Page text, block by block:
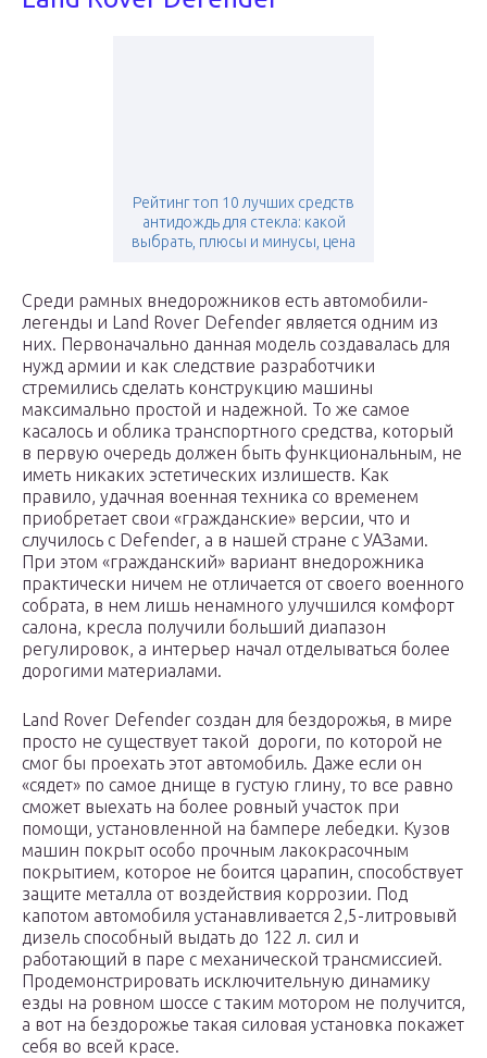
Рейтинг топ 10 лучших средств
антидождь для стекла: какой
выбрать, плюсы и минусы, цена
Среди рамных внедорожников есть автомобили-
легенды и Land Rover Defender является одним из
них. Первоначально данная модель создавалась для
нужд армии и как следствие разработчики
стремились сделать конструкцию машины
максимально простой и надежной. То же самое
касалось и облика транспортного средства, который
в первую очередь должен быть функциональным, не
иметь никаких эстетических излишеств. Как
правило, удачная военная техника со временем
приобретает свои «гражданские» версии, что и
случилось с Defender, а в нашей стране с УАЗами.
При этом «гражданский» вариант внедорожника
практически ничем не отличается от своего военного
собрата, в нем лишь ненамного улучшился комфорт
салона, кресла получили больший диапазон
регулировок, а интерьер начал отделываться более
дорогими материалами.
Land Rover Defender создан для бездорожья, в мире
просто не существует такой дороги, по которой не
смог бы проехать этот автомобиль. Даже если он
«сядет» по самое днище в густую глину, то все равно
сможет выехать на более ровный участок при
помощи, установленной на бампере лебедки. Кузов
машин покрыт особо прочным лакокрасочным
покрытием, которое не боится царапин, способствует
защите металла от воздействия коррозии. Под
капотом автомобиля устанавливается 2,5-литровывй
дизель способный выдать до 122 л. сил и
работающий в паре с механической трансмиссией.
Продемонстрировать исключительную динамику
езды на ровном шоссе с таким мотором не получится,
а вот на бездорожье такая силовая установка покажет
себя во всей красе.